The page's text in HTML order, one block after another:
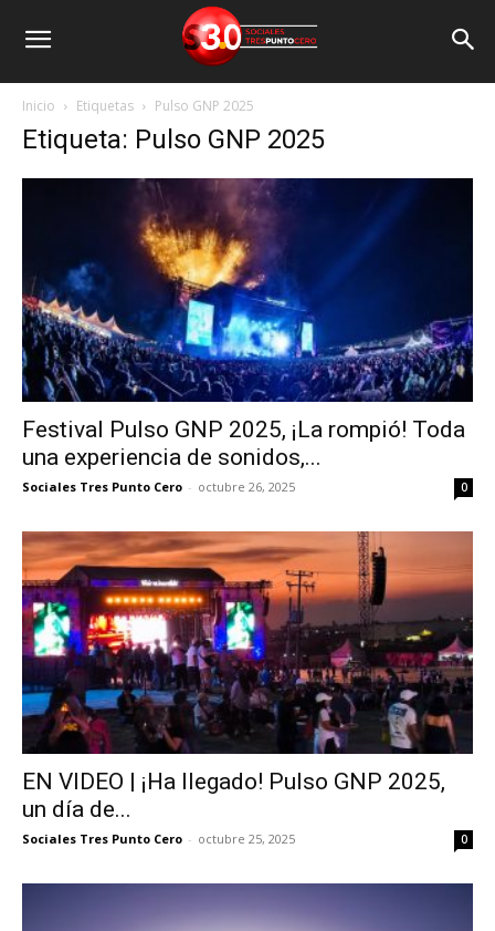
Inicio Etiquetas Pulso GNP 2025
Etiqueta: Pulso GNP 2025
Festival Pulso GNP 2025, ¡La rompió! Toda
una experiencia de sonidos,...
Sociales Tres Punto Cero - octubre 26, 2025 0
EN VIDEO | ¡Ha llegado! Pulso GNP 2025,
un día de...
Sociales Tres Punto Cero - octubre 25, 2025 0